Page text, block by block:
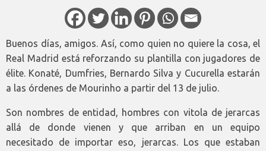
Buenos días, amigos. Así, como quien no quiere la cosa, el
Real Madrid está reforzando su plantilla con jugadores de
élite. Konaté, Dumfries, Bernardo Silva y Cucurella estarán
a las órdenes de Mourinho a partir del 13 de julio.
Son nombres de entidad, hombres con vitola de jerarcas
allá de donde vienen y que arriban en un equipo
necesitado de importar eso, jerarcas. Los que estaban